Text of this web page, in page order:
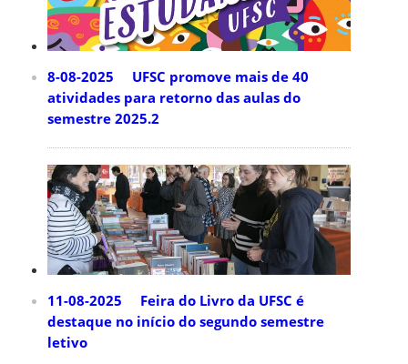
8-08-2025 UFSC promove mais de 40
atividades para retorno das aulas do
semestre 2025.2
11-08-2025 Feira do Livro da UFSC é
destaque no início do segundo semestre
letivo